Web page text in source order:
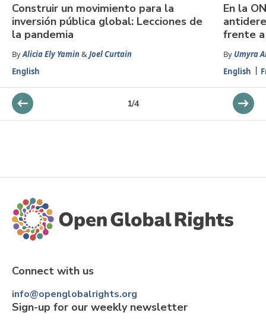
Construir un movimiento para la
inversión pública global: Lecciones de
la pandemia
ByAlicia Ely Yamin&Joel Curtain
English
En la
frente
By Umyra
English
1/4
Connect with us
info@openglobalrights.org
Sign-up for our weekly newsletter